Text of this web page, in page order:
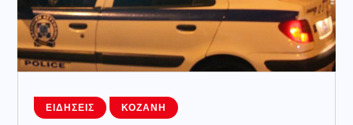
ΕΙΔΉΣΕΙΣ ΚΟΖΆΝΗ